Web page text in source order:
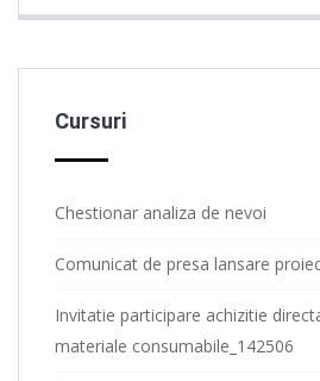
Cursuri
Chestionar analiza de nevoi
Comunicat de presa lansare
Invitatie participare achizitie
materiale consumabile_142506